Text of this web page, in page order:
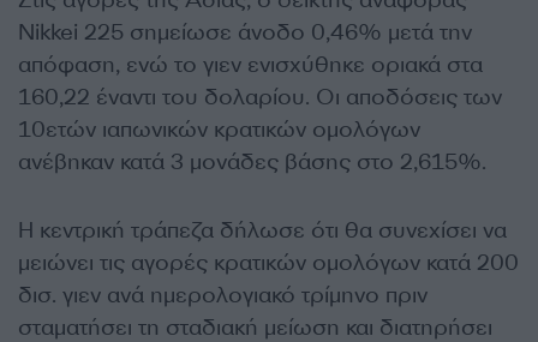
Nikkei 225 σημείωσε άνοδο 0,46% μετά την
απόφαση, ενώ το γιεν ενισχύθηκε οριακά στα
160,22 έναντι του δολαρίου. Οι αποδόσεις των
10ετών ιαπωνικών κρατικών ομολόγων
ανέβηκαν κατά 3 μονάδες βάσης στο 2,615%.
Η κεντρική τράπεζα δήλωσε ότι θα συνεχίσει να
μειώνει τις αγορές κρατικών ομολόγων κατά 200
δισ. γιεν ανά ημερολογιακό τρίμηνο πριν
σταματήσει τη σταδιακή μείωση και διατηρήσει